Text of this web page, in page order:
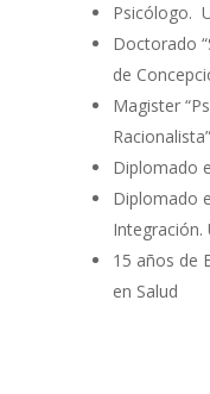
Psicólogo.
Doctorado
de
Magister
Diplomado
Diplomado
Integración.
15 años de
en Salud